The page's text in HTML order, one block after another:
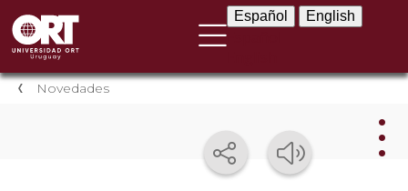
Español English
Novedades